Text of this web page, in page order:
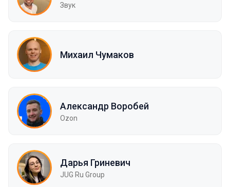
Звук
Михаил Чумаков
Александр Воробей
Ozon
Дарья Гриневич
JUG Ru Group